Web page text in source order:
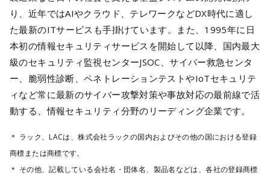
り、近年ではAIやクラウド、テレワークなどDX時代に適し
た最新のITサービスも手掛けています。また、1995年に日
本初の情報セキュリティサービスを開始して以降、国内最大
級のセキュリティ監視センターJSOC、サイバー救急センタ
ー、脆弱性診断、ペネトレーションテストやIoTセキュリテ
ィなど常に最新のサイバー攻撃対策や事故対応の最前線で活
動する、情報セキュリティ分野のリーディング企業です。
＊ ラック、LACは、株式会社ラックの国内およびその他の国における登録
商標または商標です。
＊ その他、記載している会社名・団体名、製品名などは、各社の登録商標